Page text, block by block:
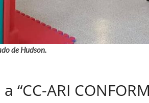
de Hudson.
“CC-ARI